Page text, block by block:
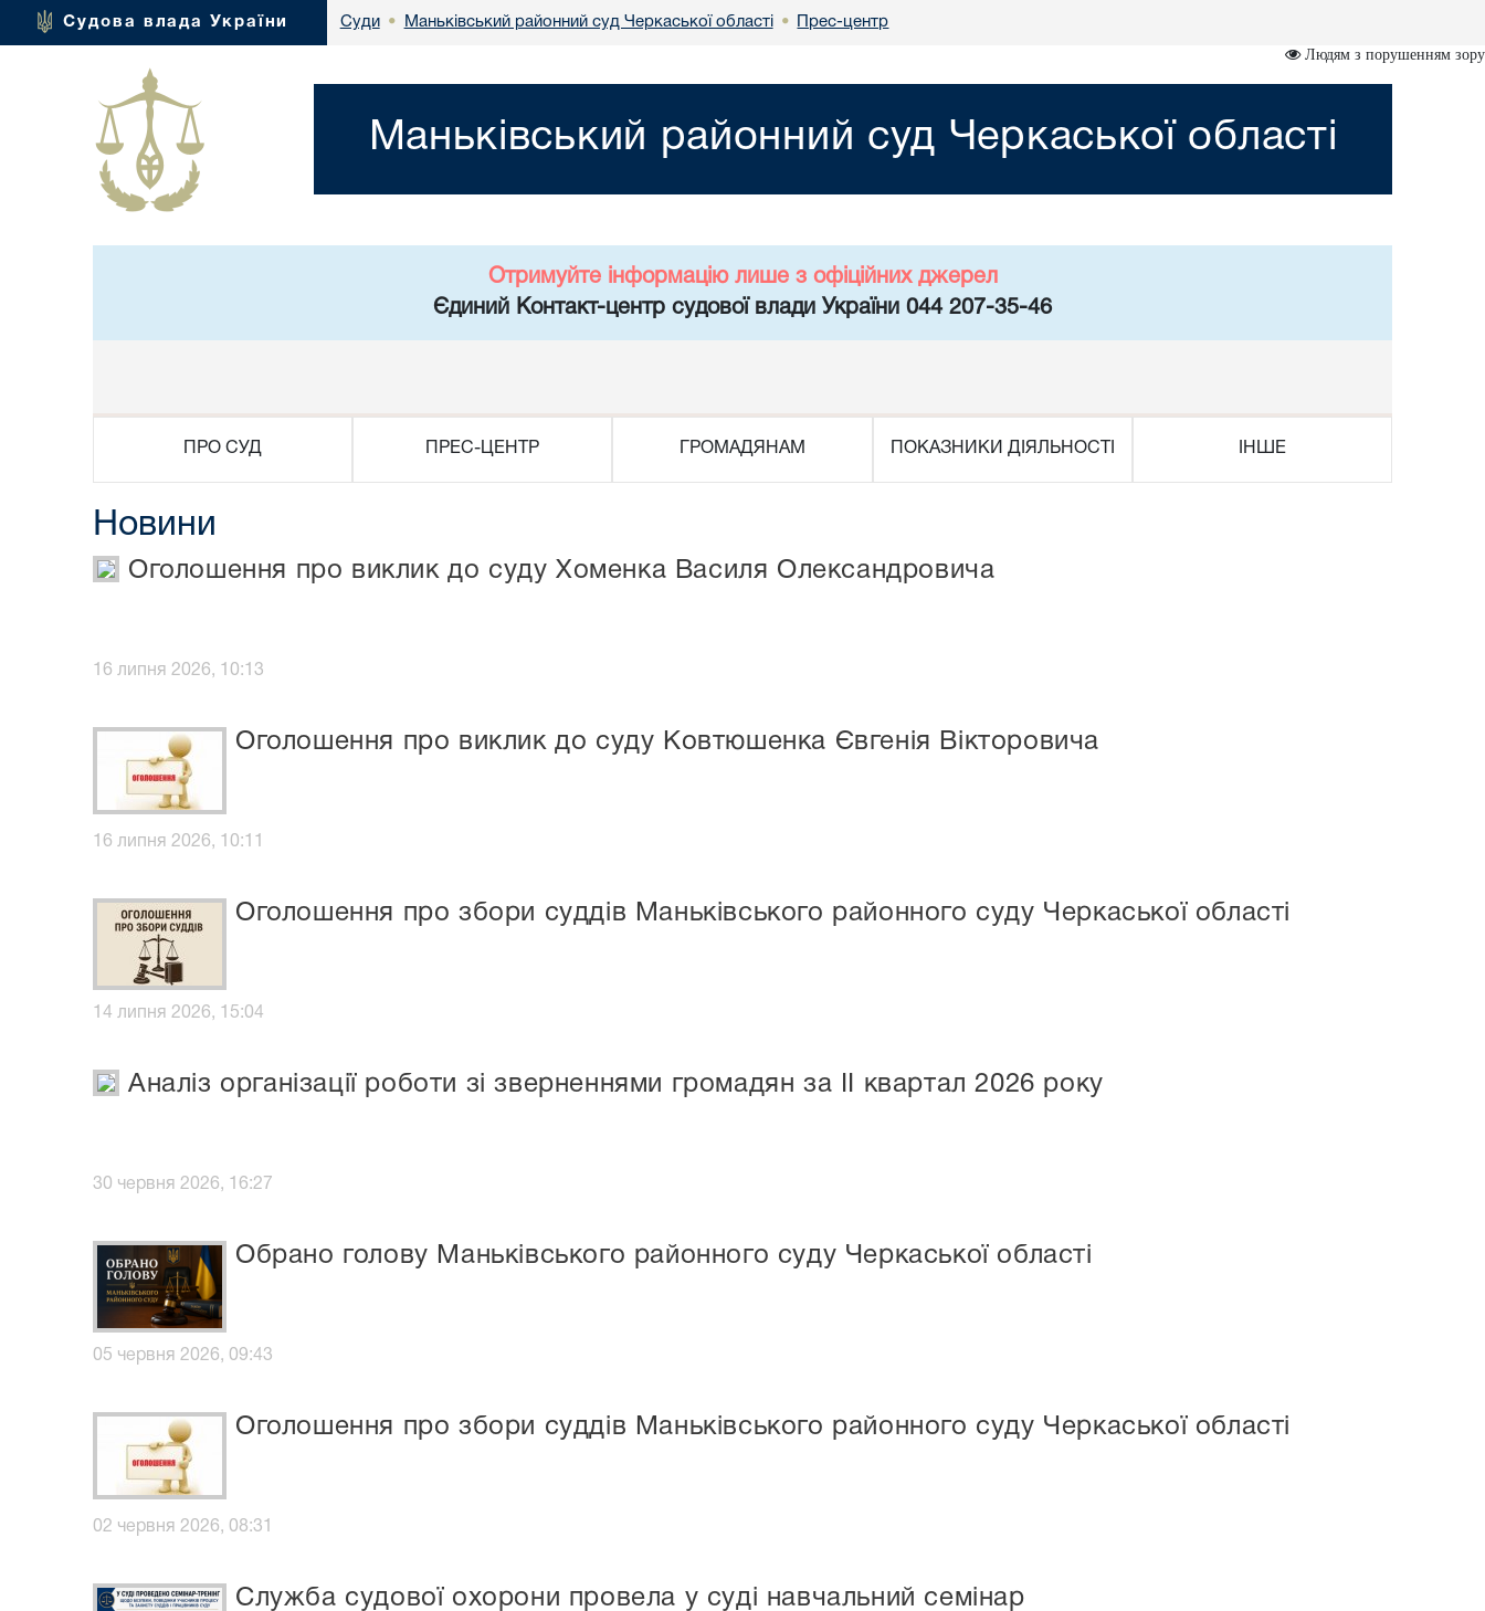
Судова влада України Суди • Маньківський районний суд Черкаської області • Прес-центр
Людям з порушенням зору
Маньківський районний суд Черкаської області
Отримуйте інформацію лише з офіційних джерел
Єдиний Контакт-центр судової влади України 044 207-35-46
ПРО СУД ПРЕС-ЦЕНТР ГРОМАДЯНАМ ПОКАЗНИКИ ДІЯЛЬНОСТІ ІНШЕ
Новини
Оголошення про виклик до суду Хоменка Василя Олександровича
16 липня 2026, 10:13
Оголошення про виклик до суду Ковтюшенка Євгенія Вікторовича
16 липня 2026, 10:11
Оголошення про збори суддів Маньківського районного суду Черкаської області
14 липня 2026, 15:04
Аналіз організації роботи зі зверненнями громадян за IІ квартал 2026 року
30 червня 2026, 16:27
Обрано голову Маньківського районного суду Черкаської області
05 червня 2026, 09:43
Оголошення про збори суддів Маньківського районного суду Черкаської області
02 червня 2026, 08:31
Служба судової охорони провела у суді навчальний семінар